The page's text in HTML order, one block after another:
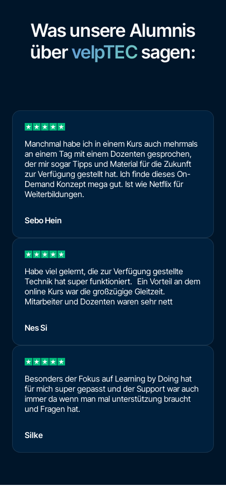
Was unsere Alumnis
übervelpTEC sagen:
Manchmal habe ich in einem Kurs auch mehrmals
an einem Tag mit einem Dozenten gesprochen,
der mir sogar Tipps und Material für die Zukunft
zur Verfügung gestellt hat. Ich finde dieses On-
Demand Konzept mega gut. Ist wie Netflix für
Weiterbildungen.
Sebo Hein
Habe viel gelernt, die zur Verfügung gestellte
Technik hat super funktioniert. Ein Vorteil an dem
online Kurs war die großzügige Gleitzeit.
Mitarbeiter und Dozenten waren sehr nett
Nes Si
Besonders der Fokus auf Learning by Doing hat
für mich super gepasst und der Support war auch
immer da wenn man mal unterstützung braucht
und Fragen hat.
Silke